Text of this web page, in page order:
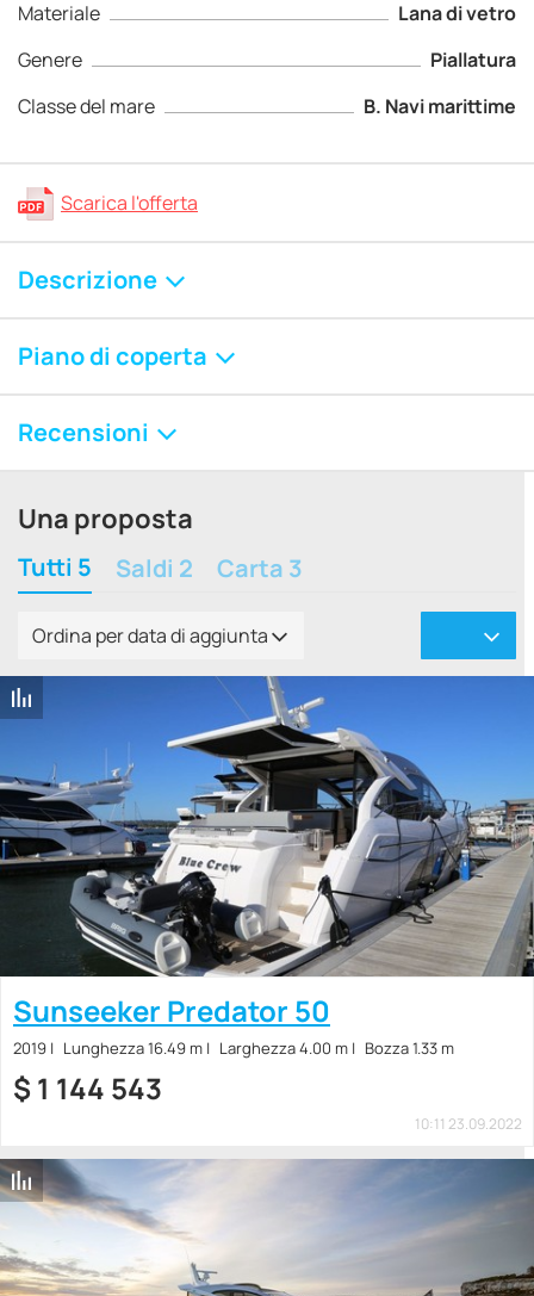
Materiale
Lana di vetro
Genere
Piallatura
Classe del mare
B. Navi marittime
Scarica l'offerta
Descrizione
Piano di coperta
Recensioni
Una proposta
Tutti 5 Saldi 2 Carta 3
Ordina per data di aggiunta
Sunseeker Predator 50
2019 Lunghezza 16.49 m Larghezza 4.00 m Bozza 1.33 m
$ 1 144 543
10:11 23.09.2022